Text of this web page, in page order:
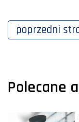
poprzedni
Polecane